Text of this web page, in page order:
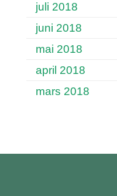
juli 2018
juni 2018
mai 2018
april 2018
mars 2018